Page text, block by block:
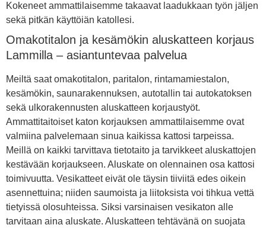
Kokeneet ammattilaisemme takaavat laadukkaan työn jäljen
sekä pitkän käyttöiän katollesi.
Omakotitalon ja kesämökin aluskatteen korjaus
Lammilla – asiantuntevaa palvelua
Meiltä saat omakotitalon, paritalon, rintamamiestalon,
kesämökin, saunarakennuksen, autotallin tai autokatoksen
sekä ulkorakennusten aluskatteen korjaustyöt.
Ammattitaitoiset katon korjauksen ammattilaisemme ovat
valmiina palvelemaan sinua kaikissa kattosi tarpeissa.
Meillä on kaikki tarvittava tietotaito ja tarvikkeet aluskattojen
kestävään korjaukseen. Aluskate on olennainen osa kattosi
toimivuutta. Vesikatteet eivät ole täysin tiiviitä edes oikein
asennettuina; niiden saumoista ja liitoksista voi tihkua vettä
tietyissä olosuhteissa. Siksi varsinaisen vesikaton alle
tarvitaan aina aluskate. Aluskatteen tehtävänä on suojata